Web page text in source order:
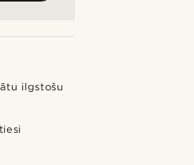
ilgstošu